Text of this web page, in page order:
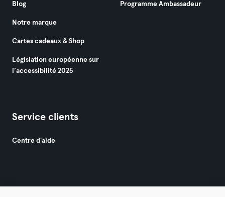
Blog
Notre marque
Cartes cadeaux & Shop
Législation européenne sur
l’accessibilité 2025
Programme Ambassadeur
Service clients
Centre d'aide